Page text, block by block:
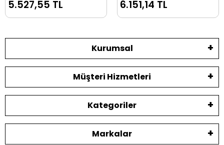
5.527,55 TL 6.151,14 TL
Kurumsal
Müşteri Hizmetleri
Kategoriler
Markalar